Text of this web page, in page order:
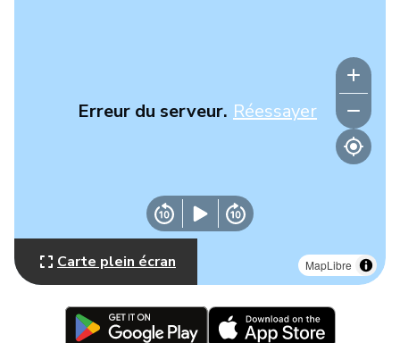
MapLibre
Erreur du serveur. Réessayer
Carte plein écran